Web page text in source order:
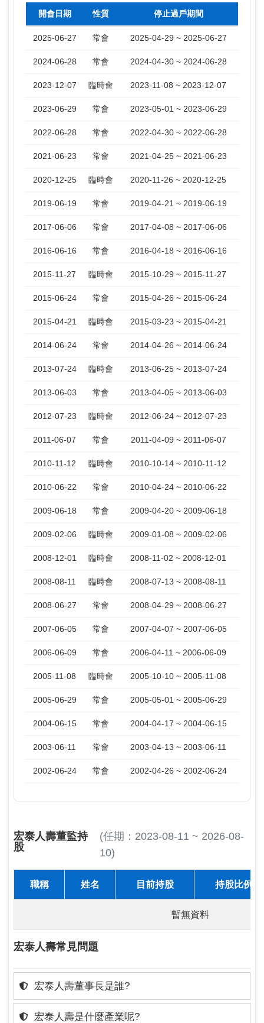
開會日期 性質 停止過戶期間
2025-06-27 常會 2025-04-29 ~ 2025-06-27
2024-06-28 常會 2024-04-30 ~ 2024-06-28
2023-12-07 臨時會 2023-11-08 ~ 2023-12-07
2023-06-29 常會 2023-05-01 ~ 2023-06-29
2022-06-28 常會 2022-04-30 ~ 2022-06-28
2021-06-23 常會 2021-04-25 ~ 2021-06-23
2020-12-25 臨時會 2020-11-26 ~ 2020-12-25
2019-06-19 常會 2019-04-21 ~ 2019-06-19
2017-06-06 常會 2017-04-08 ~ 2017-06-06
2016-06-16 常會 2016-04-18 ~ 2016-06-16
2015-11-27 臨時會 2015-10-29 ~ 2015-11-27
2015-06-24 常會 2015-04-26 ~ 2015-06-24
2015-04-21 臨時會 2015-03-23 ~ 2015-04-21
2014-06-24 常會 2014-04-26 ~ 2014-06-24
2013-07-24 臨時會 2013-06-25 ~ 2013-07-24
2013-06-03 常會 2013-04-05 ~ 2013-06-03
2012-07-23 臨時會 2012-06-24 ~ 2012-07-23
2011-06-07 常會 2011-04-09 ~ 2011-06-07
2010-11-12 臨時會 2010-10-14 ~ 2010-11-12
2010-06-22 常會 2010-04-24 ~ 2010-06-22
2009-06-18 常會 2009-04-20 ~ 2009-06-18
2009-02-06 臨時會 2009-01-08 ~ 2009-02-06
2008-12-01 臨時會 2008-11-02 ~ 2008-12-01
2008-08-11 臨時會 2008-07-13 ~ 2008-08-11
2008-06-27 常會 2008-04-29 ~ 2008-06-27
2007-06-05 常會 2007-04-07 ~ 2007-06-05
2006-06-09 常會 2006-04-11 ~ 2006-06-09
2005-11-08 臨時會 2005-10-10 ~ 2005-11-08
2005-06-29 常會 2005-05-01 ~ 2005-06-29
2004-06-15 常會 2004-04-17 ~ 2004-06-15
2003-06-11 常會 2003-04-13 ~ 2003-06-11
2002-06-24 常會 2002-04-26 ~ 2002-06-24
宏泰人壽董監持
股
(任期：2023-08-11 ~ 2026-08-
10)
職稱 姓名 目前持股 持股比例
暫無資料
宏泰人壽常見問題
宏泰人壽董事長是誰?
宏泰人壽是什麼產業呢?